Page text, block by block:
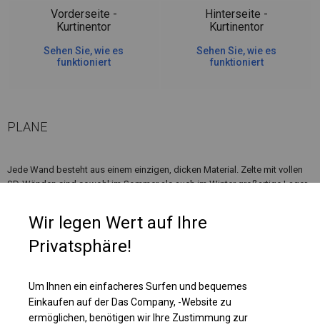
Vorderseite -
Kurtinentor
Sehen Sie, wie es
funktioniert
Hinterseite -
Kurtinentor
Sehen Sie, wie es
funktioniert
PLANE
Jede Wand besteht aus einem einzigen, dicken Material. Zelte mit vollen
SD-Wänden sind sowohl im Sommer als auch im Winter großartige Lager.
nicht hineinfallen. Darüber hinaus hat das Dach sehr große, vollständig
transparente Fenster, dank denen das Sonnenlicht das Zelt vollständig
beleuchtet.
Einzelheiten ansehen
Wir legen Wert auf Ihre
Privatsphäre!
Um Ihnen ein einfacheres Surfen und bequemes
Einkaufen auf der Das Company, -Website zu
ermöglichen, benötigen wir Ihre Zustimmung zur